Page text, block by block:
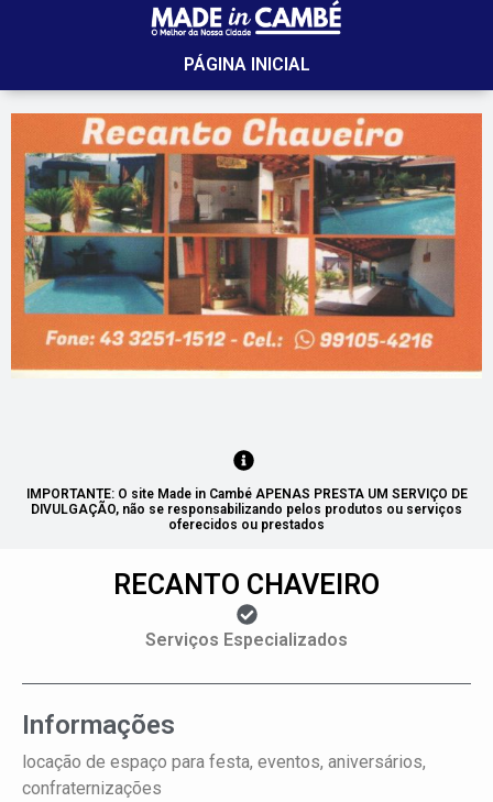
PÁGINA INICIAL
IMPORTANTE: O site Made in Cambé APENAS PRESTA UM SERVIÇO DE
DIVULGAÇÃO, não se responsabilizando pelos produtos ou serviços
oferecidos ou prestados
RECANTO CHAVEIRO
Serviços Especializados
Informações
locação de espaço para festa, eventos, aniversários,
confraternizações